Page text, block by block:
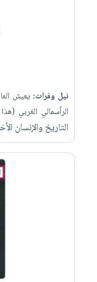
نيل وفرات: يعيش
الرأسمالي الغربي
التاريخ والإنسان